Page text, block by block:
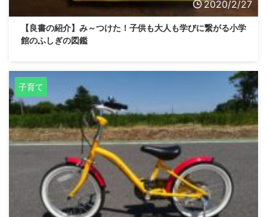
2020/2/27
【良書の紹介】み～つけた！子供も大人も学びに繋がる小学
館のふしぎの図鑑
子育て